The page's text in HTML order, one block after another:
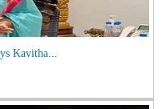
Kavitha...